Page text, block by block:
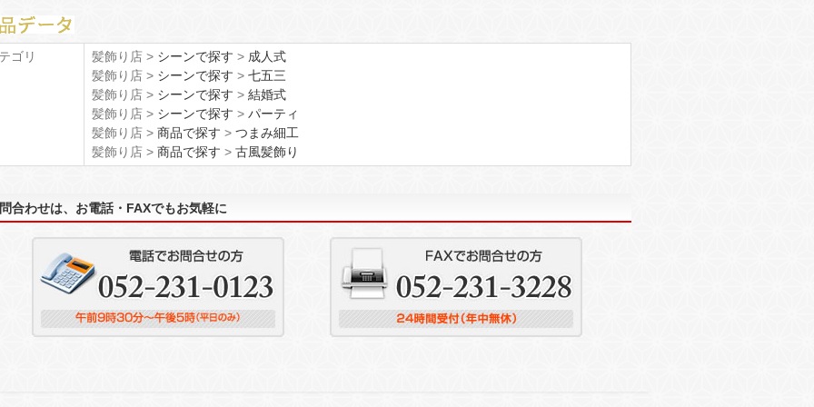
ゴリ 髪飾り店 > シーンで探す > 成人式
髪飾り店 > シーンで探す > 七五三
髪飾り店 > シーンで探す > 結婚式
髪飾り店 > シーンで探す > パーティ
髪飾り店 > 商品で探す > つまみ細工
髪飾り店 > 商品で探す > 古風髪飾り
合わせは、お電話・FAXでもお気軽に